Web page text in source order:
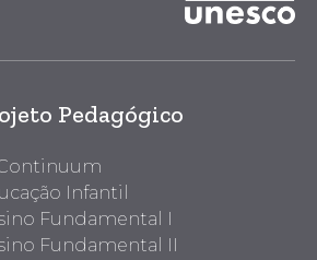
Pedagógico
Infantil
Fundamental I
Fundamental II